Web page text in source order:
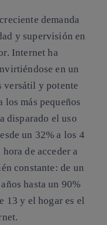
demanda
y supervisión en
Internet ha
en un
versátil y potente
los más pequeños
disparado el uso
un 32% a los 4
de acceder a
constante: de un
hasta un 90%
13 y el hogar es el